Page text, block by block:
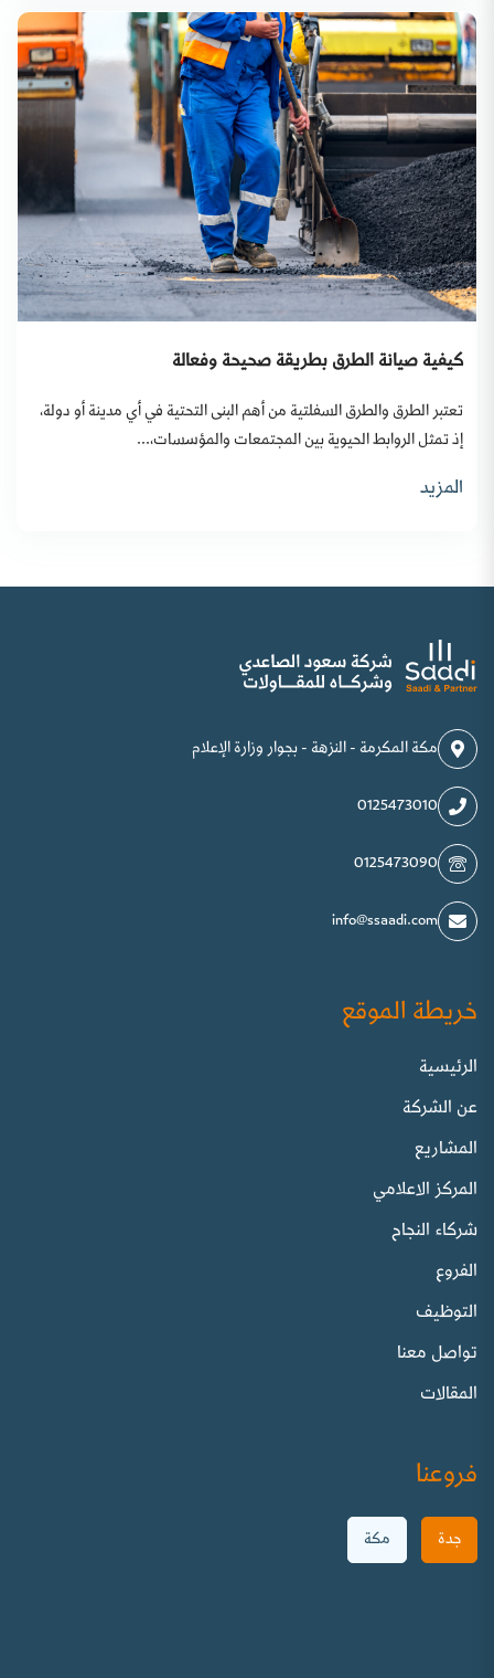
كيفية صيانة الطرق بطريقة صحيحة وفعالة
تعتبر الطرق والطرق السفلتية من أهم البنى التحتية في أي مدينة أو دولة،
إذ تمثل الروابط الحيوية بين المجتمعات والمؤسسات،...
المزيد
مكة المكرمة - النزهة - بجوار وزارة الإعلام
0125473010
0125473090
info@ssaadi.com
خريطة الموقع
الرئيسية
عن الشركة
المشاريع
المركز الاعلامي
شركاء النجاح
الفروع
التوظيف
تواصل معنا
المقالات
فروعنا
جدة مكة